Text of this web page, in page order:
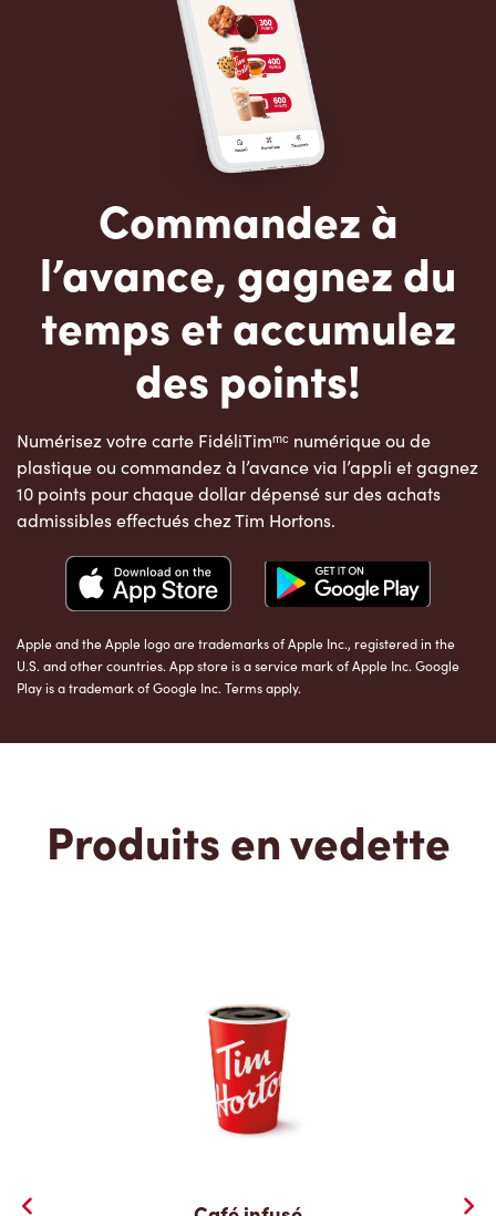
Commandez à
l’avance, gagnez du
temps et accumulez
des points!
Numérisez votre carte FidéliTimᵐᶜ numérique ou de
plastique ou commandez à l’avance via l’appli et gagnez
10 points pour chaque dollar dépensé sur des achats
admissibles effectués chez Tim Hortons.
Apple and the Apple logo are trademarks of Apple Inc., registered in the
U.S. and other countries. App store is a service mark of Apple Inc. Google
Play is a trademark of Google Inc. Terms apply.
Produits en vedette